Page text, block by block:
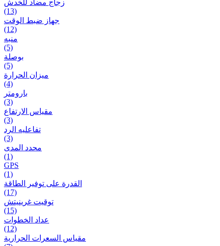
زجاج مضاد للخدش
(13)
جهاز ضبط الوقت
(12)
منبه
(5)
بوصلة
(5)
ميزان الحرارة
(4)
بارومتر
(3)
مقياس الارتفاع
(3)
تفاعلیه الرد
(3)
محدد المدى
(1)
GPS
(1)
القدرة على توفير الطاقة
(17)
توقيت غرينيتش
(15)
عداد الخطوات
(12)
مقیاس السعرات الحرارية